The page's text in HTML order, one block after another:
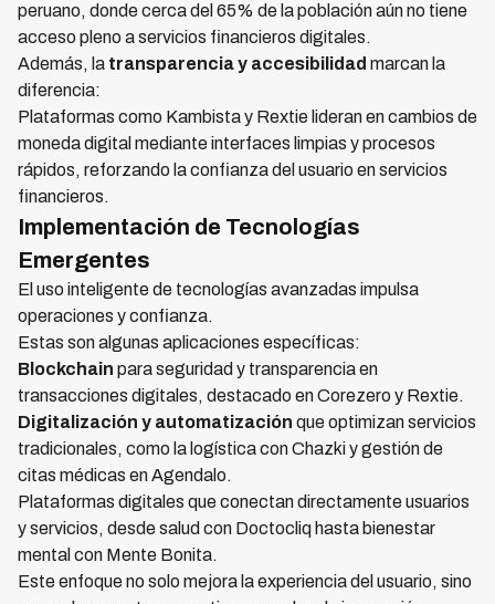
peruano, donde cerca del 65% de la población aún no tiene
acceso pleno a servicios financieros digitales.
Además, la transparencia y accesibilidad marcan la
diferencia:
Plataformas como Kambista y Rextie lideran en cambios de
moneda digital mediante interfaces limpias y procesos
rápidos, reforzando la confianza del usuario en servicios
financieros.
Implementación de Tecnologías
Emergentes
El uso inteligente de tecnologías avanzadas impulsa
operaciones y confianza.
Estas son algunas aplicaciones específicas:
Blockchain para seguridad y transparencia en
transacciones digitales, destacado en Corezero y Rextie.
Digitalización y automatización que optimizan servicios
tradicionales, como la logística con Chazki y gestión de
citas médicas en Agendalo.
Plataformas digitales que conectan directamente usuarios
y servicios, desde salud con Doctocliq hasta bienestar
mental con Mente Bonita.
Este enfoque no solo mejora la experiencia del usuario, sino